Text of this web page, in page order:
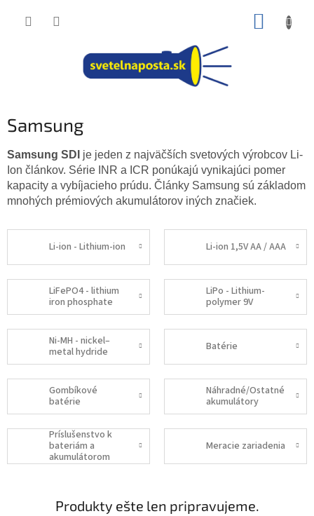
Samsung
Samsung SDI je jeden z najväčších svetových výrobcov Li-
Ion článkov. Série INR a ICR ponúkajú vynikajúci pomer
kapacity a vybíjacieho prúdu. Články Samsung sú základom
mnohých prémiových akumulátorov iných značiek.
Li-ion - Lithium-ion Li-ion 1,5V AA / AAA
LiFePO4 - lithium
iron phosphate
LiPo - Lithium-
polymer 9V
Ni-MH - nickel–
metal hydride
Batérie
Gombíkové
batérie
Náhradné/Ostatné
akumulátory
Príslušenstvo k
bateriám a
akumulátorom
Meracie zariadenia
Produkty ešte len pripravujeme.